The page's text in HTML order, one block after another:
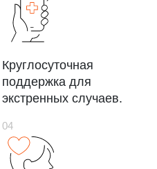
Круглосуточная
поддержка для
экстренных случаев.